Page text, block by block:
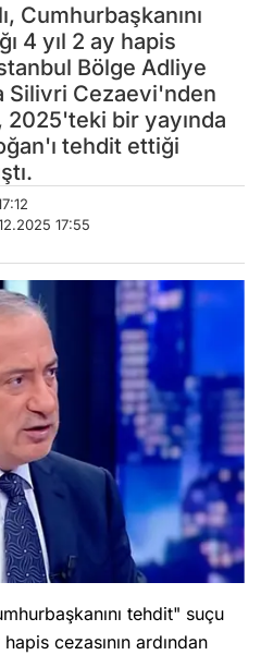
Cumhurbaşkanını
4 yıl 2 ay hapis
Bölge Adliye
Silivri Cezaevi'nden
2025'teki bir yayında
tehdit ettiği
17:55
tehdit" suçu
cezasının ardından